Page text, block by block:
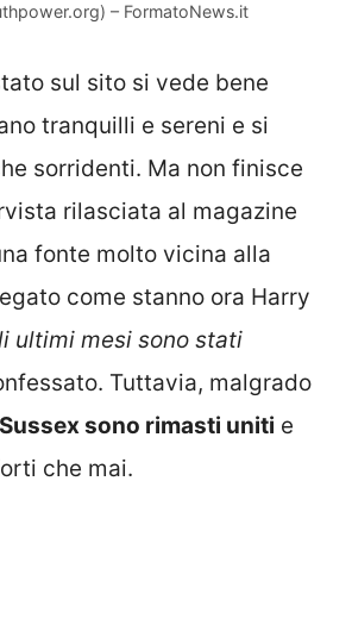
– FormatoNews.it
sul sito si vede bene
tranquilli e sereni e si
sorridenti. Ma non finisce
rilasciata al magazine
fonte molto vicina alla
come stanno ora Harry
ultimi mesi sono stati
Tuttavia, malgrado
sono rimasti uniti e
che mai.